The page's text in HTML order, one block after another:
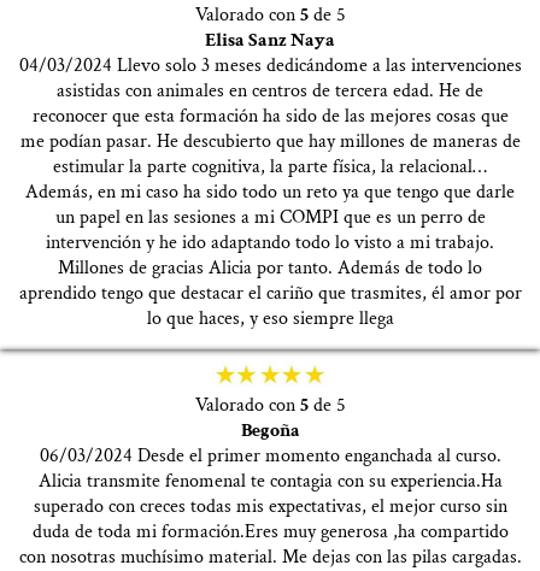
Valorado con5de 5
Elisa Sanz Naya
04/03/2024 Llevo solo 3 meses dedicándome a las intervenciones
asistidas con animales en centros de tercera edad. He de
reconocer que esta formación ha sido de las mejores cosas que
me podían pasar. He descubierto que hay millones de maneras de
estimular la parte cognitiva, la parte física, la relacional…
Además, en mi caso ha sido todo un reto ya que tengo que darle
un papel en las sesiones a mi COMPI que es un perro de
intervención y he ido adaptando todo lo visto a mi trabajo.
Millones de gracias Alicia por tanto. Además de todo lo
aprendido tengo que destacar el cariño que trasmites, él amor por
lo que haces, y eso siempre llega
Valorado con5de 5
Begoña
06/03/2024 Desde el primer momento enganchada al curso.
Alicia transmite fenomenal te contagia con su experiencia.Ha
superado con creces todas mis expectativas, el mejor curso sin
duda de toda mi formación.Eres muy generosa ,ha compartido
con nosotras muchísimo material. Me dejas con las pilas cargadas.